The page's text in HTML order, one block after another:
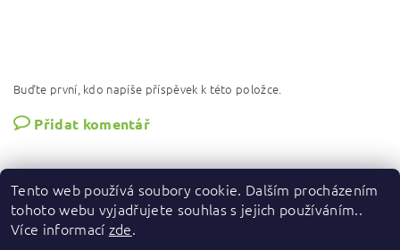
Buďte první, kdo napíše příspěvek k této položce.
Přidat komentář
Tento web používá soubory cookie. Dalším procházením
tohoto webu vyjadřujete souhlas s jejich používáním..
Více informací zde.